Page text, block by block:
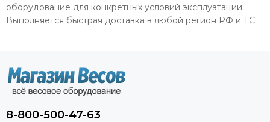
оборудование для конкретных условий эксплуатации.
Выполняется быстрая доставка в любой регион РФ и ТС.
8-800-500-47-63